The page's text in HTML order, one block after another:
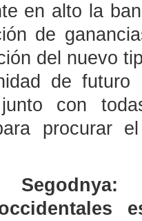
en alto la
de
del nuevo
de
con
procurar
Segodnya: